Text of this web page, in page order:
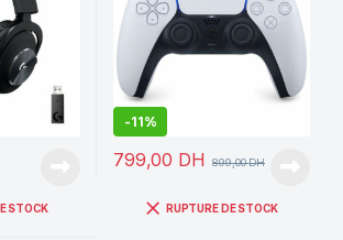
STOCK
-11%
799,00 DH 899,00DH
RUPTURE DE STOCK